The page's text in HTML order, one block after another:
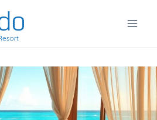
Beach Resort